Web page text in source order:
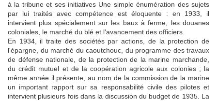
à la tribune et ses initiatives Une simple énumération des sujets
par lui traités avec compétence est éloquente : en 1933, il
intervient plus spécialement sur les baux à ferme, les douanes
coloniales, le marché du blé et l'avancement des officiers.
En 1934, il traite des sociétés par actions, de la protection de
l'épargne, du marché du caoutchouc, du programme des travaux
de défense nationale, de la protection de la marine marchande,
du crédit mutuel et de la coopération agricole aux colonies ; la
même année il présente, au nom de la commission de la marine
un important rapport sur sa responsabilité civile des pilotes et
intervient plusieurs fois dans la discussion du budget de 1935. La